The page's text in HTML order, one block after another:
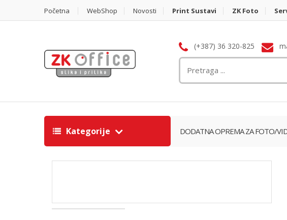
Početna WebShop Novosti Print Sustavi ZK Foto
(+387) 36 320-825
Kategorije DODATNA OPREMA ZA FOTO/